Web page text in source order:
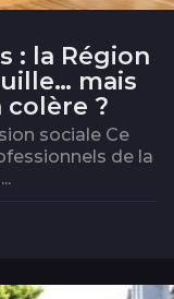
: la Région
mais
?
sociale Ce
de la